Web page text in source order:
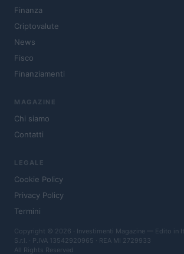
Finanza
Criptovalute
News
Fisco
Finanziamenti
MAGAZINE
Chi siamo
Contatti
LEGALE
Cookie Policy
Privacy Policy
Termini
Copyright © 2026 · Investimenti Magazine — Edito in
S.r.l. · P.IVA 13542920965 · REA MI 2729933
All Rights Reserved